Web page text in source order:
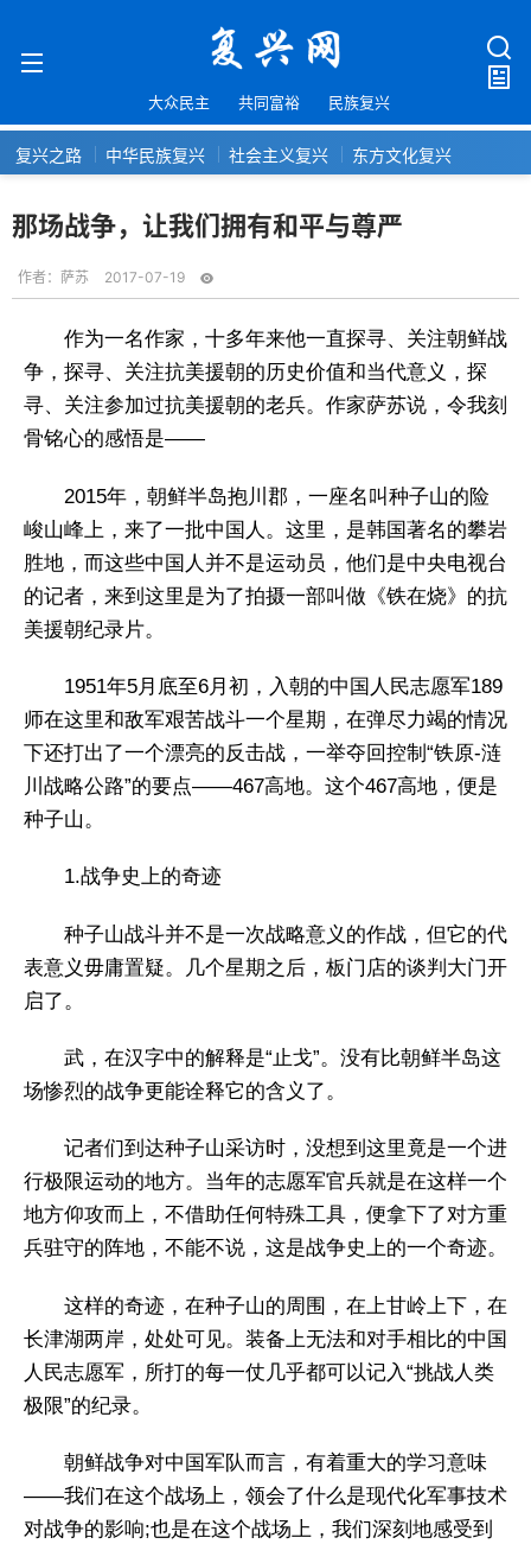
大众民主 共同富裕 民族复兴
复兴之路 中华民族复兴 社会主义复兴 东方文化复兴
那场战争，让我们拥有和平与尊严
作者： 萨苏 2017-07-19
作为一名作家，十多年来他一直探寻、关注朝鲜战
争，探寻、关注抗美援朝的历史价值和当代意义，探
寻、关注参加过抗美援朝的老兵。作家萨苏说，令我刻
骨铭心的感悟是——
2015年，朝鲜半岛抱川郡，一座名叫种子山的险
峻山峰上，来了一批中国人。这里，是韩国著名的攀岩
胜地，而这些中国人并不是运动员，他们是中央电视台
的记者，来到这里是为了拍摄一部叫做《铁在烧》的抗
美援朝纪录片。
1951年5月底至6月初，入朝的中国人民志愿军189
师在这里和敌军艰苦战斗一个星期，在弹尽力竭的情况
下还打出了一个漂亮的反击战，一举夺回控制“铁原-涟
川战略公路”的要点——467高地。这个467高地，便是
种子山。
1.战争史上的奇迹
种子山战斗并不是一次战略意义的作战，但它的代
表意义毋庸置疑。几个星期之后，板门店的谈判大门开
启了。
武，在汉字中的解释是“止戈”。没有比朝鲜半岛这
场惨烈的战争更能诠释它的含义了。
记者们到达种子山采访时，没想到这里竟是一个进
行极限运动的地方。当年的志愿军官兵就是在这样一个
地方仰攻而上，不借助任何特殊工具，便拿下了对方重
兵驻守的阵地，不能不说，这是战争史上的一个奇迹。
这样的奇迹，在种子山的周围，在上甘岭上下，在
长津湖两岸，处处可见。装备上无法和对手相比的中国
人民志愿军，所打的每一仗几乎都可以记入“挑战人类
极限”的纪录。
朝鲜战争对中国军队而言，有着重大的学习意味
——我们在这个战场上，领会了什么是现代化军事技术
对战争的影响;也是在这个战场上，我们深刻地感受到